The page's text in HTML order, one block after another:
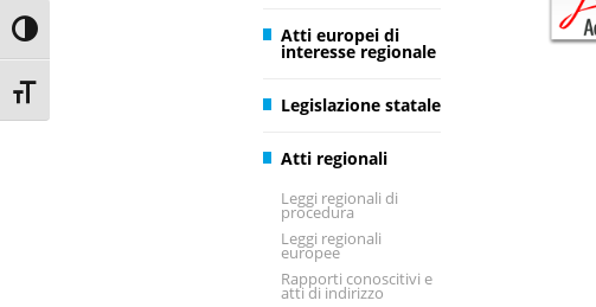
Toggle High Contrast
Toggle Font size
Atti europei di
interesse regionale
Legislazione statale
Atti regionali
Leggi regionali di
procedura
Leggi regionali
europee
Rapporti conoscitivi e
atti di indirizzo